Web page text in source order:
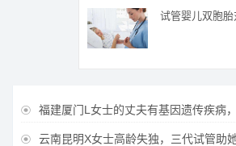
试管婴儿双胞胎
 福建厦门L女士的丈夫有基因遗传疾病
 云南昆明X女士高龄失独，三代试管助